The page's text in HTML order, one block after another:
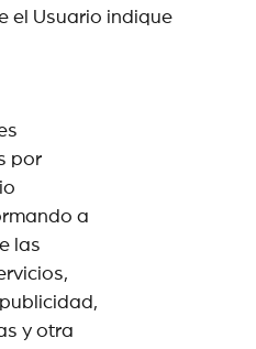
el Usuario indique
por
a
las
y otra